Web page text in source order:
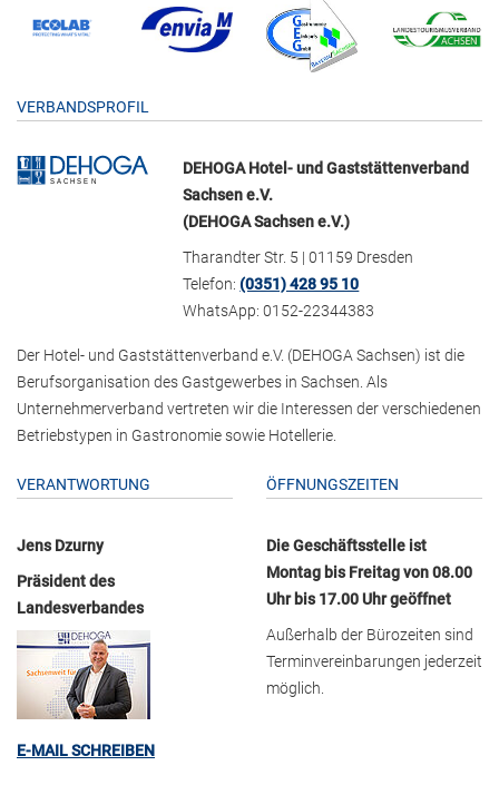
VERBANDSPROFIL
DEHOGA Hotel- und Gaststättenverband
Sachsen e.V.
(DEHOGA Sachsen e.V.)
Tharandter Str. 5 | 01159 Dresden
Telefon:(0351) 428 95 10
WhatsApp: 0152-22344383
Der Hotel- und Gaststättenverband e.V. (DEHOGA Sachsen) ist die
Berufsorganisation des Gastgewerbes in Sachsen. Als
Unternehmerverband vertreten wir die Interessen der verschiedenen
Betriebstypen in Gastronomie sowie Hotellerie.
VERANTWORTUNG
Jens Dzurny
Präsident des
Landesverbandes
E-MAIL SCHREIBEN
ÖFFNUNGSZEITEN
Die Geschäftsstelle ist
Montag bis Freitag von 08.00
Uhr bis 17.00 Uhr geöffnet
Außerhalb der Bürozeiten sind
Terminvereinbarungen jederzeit
möglich.